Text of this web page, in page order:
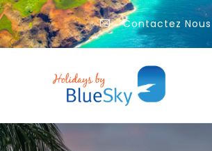
Contactez Nous